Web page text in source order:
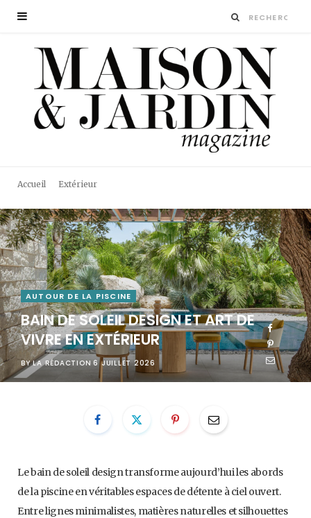
Accueil Extérieur
AUTOUR DE LA PISCINE
BAIN DE SOLEIL DESIGN ET ART DE
VIVRE EN EXTÉRIEUR
BY LA RÉDACTION 6 JUILLET 2026
Le bain de soleil design transforme aujourd’hui les abords
de la piscine en véritables espaces de détente à ciel ouvert.
Entre lignes minimalistes, matières naturelles et silhouettes